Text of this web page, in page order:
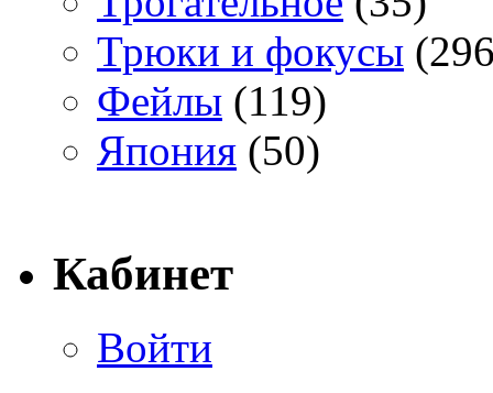
Трюки и фокусы
Фейлы (119)
Япония (50)
Кабинет
Войти